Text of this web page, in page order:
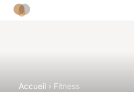
Accueil › Fitness